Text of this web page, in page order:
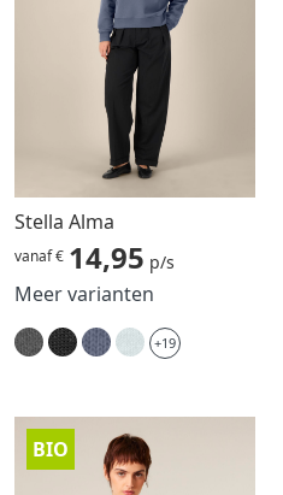
Stella Alma
vanaf € 14,95 p/s
Meer varianten
+19
BIO